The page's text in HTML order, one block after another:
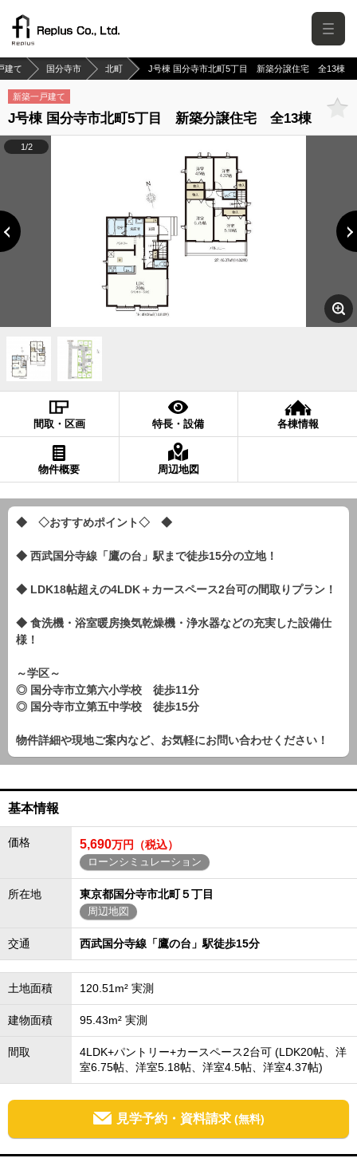
建て 国分寺市 北町 J号棟 国分寺市北町5丁目 新築分譲住宅 全13棟
新築一戸建て
J号棟 国分寺市北町5丁目 新築分譲住宅 全13棟
1/2
間取・区画 特長・設備 各棟情報
物件概要 周辺地図
◆ ◇おすすめポイント◇ ◆
◆ 西武国分寺線「鷹の台」駅まで徒歩15分の立地！
◆ LDK18帖超えの4LDK＋カースペース2台可の間取りプラン！
◆ 食洗機・浴室暖房換気乾燥機・浄水器などの充実した設備仕
様！
～学区～
◎ 国分寺市立第六小学校 徒歩11分
◎ 国分寺市立第五中学校 徒歩15分
物件詳細や現地ご案内など、お気軽にお問い合わせください！
基本情報
価格 5,690万円（税込）
ローンシミュレーション
所在地 東京都国分寺市北町５丁目
周辺地図
交通 西武国分寺線「鷹の台」駅徒歩15分
土地面積 120.51m² 実測
建物面積 95.43m² 実測
間取
4LDK+パントリー+カースペース2台可 (LDK20帖、洋
室6.75帖、洋室5.18帖、洋室4.5帖、洋室4.37帖)
見学予約・資料請求 (無料)